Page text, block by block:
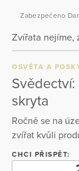
Zabezpečeno
Zvířata nejíme,
OSVĚTA A
skryta
Ročně se na
zvířat kvůli
obrovské, že si
dokážeme si
CHCI PŘISPĚT: